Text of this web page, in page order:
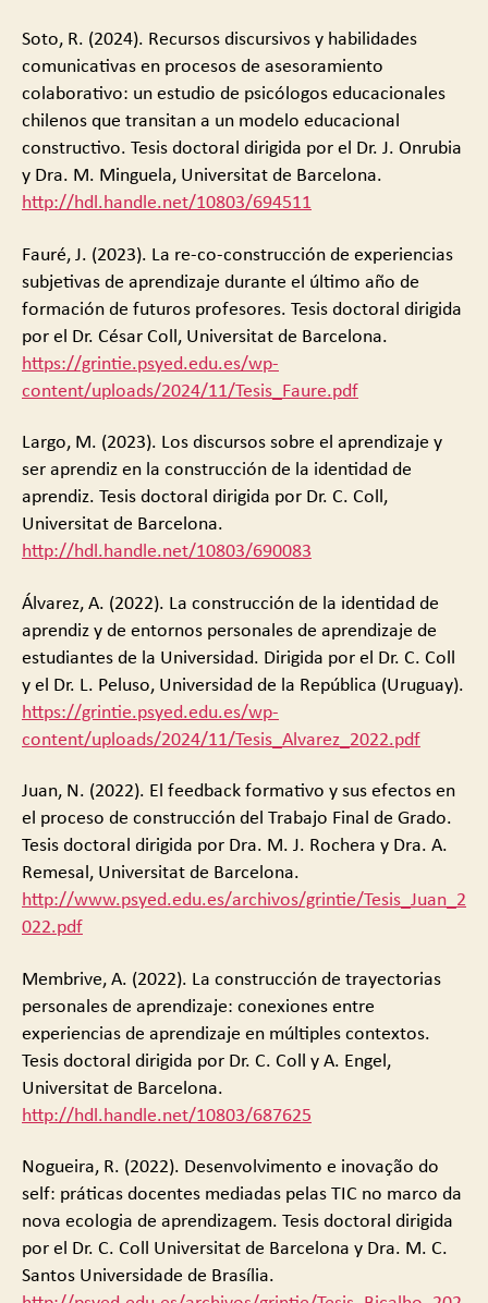
Soto, R. (2024). Recursos discursivos y habilidades
comunicativas en procesos de asesoramiento
colaborativo: un estudio de psicólogos educacionales
chilenos que transitan a un modelo educacional
constructivo. Tesis doctoral dirigida por el Dr. J. Onrubia
y Dra. M. Minguela, Universitat de Barcelona.
http://hdl.handle.net/10803/694511
Fauré, J. (2023). La re-co-construcción de experiencias
subjetivas de aprendizaje durante el último año de
formación de futuros profesores. Tesis doctoral dirigida
por el Dr. César Coll, Universitat de Barcelona.
https://grintie.psyed.edu.es/wp-
content/uploads/2024/11/Tesis_Faure.pdf
Largo, M. (2023). Los discursos sobre el aprendizaje y
ser aprendiz en la construcción de la identidad de
aprendiz. Tesis doctoral dirigida por Dr. C. Coll,
Universitat de Barcelona.
http://hdl.handle.net/10803/690083
Álvarez, A. (2022). La construcción de la identidad de
aprendiz y de entornos personales de aprendizaje de
estudiantes de la Universidad. Dirigida por el Dr. C. Coll
y el Dr. L. Peluso, Universidad de la República (Uruguay).
https://grintie.psyed.edu.es/wp-
content/uploads/2024/11/Tesis_Alvarez_2022.pdf
Juan, N. (2022). El feedback formativo y sus efectos en
el proceso de construcción del Trabajo Final de Grado.
Tesis doctoral dirigida por Dra. M. J. Rochera y Dra. A.
Remesal, Universitat de Barcelona.
http://www.psyed.edu.es/archivos/grintie/Tesis_Juan_2
022.pdf
Membrive, A. (2022). La construcción de trayectorias
personales de aprendizaje: conexiones entre
experiencias de aprendizaje en múltiples contextos.
Tesis doctoral dirigida por Dr. C. Coll y A. Engel,
Universitat de Barcelona.
http://hdl.handle.net/10803/687625
Nogueira, R. (2022). Desenvolvimento e inovação do
self: práticas docentes mediadas pelas TIC no marco da
nova ecologia de aprendizagem. Tesis doctoral dirigida
por el Dr. C. Coll Universitat de Barcelona y Dra. M. C.
Santos Universidade de Brasília.